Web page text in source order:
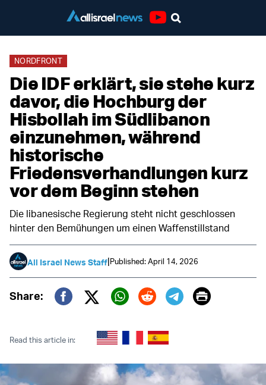
NORDFRONT
Die IDF erklärt, sie stehe kurz
davor, die Hochburg der
Hisbollah im Südlibanon
einzunehmen, während
historische
Friedensverhandlungen kurz
vor dem Beginn stehen
Die libanesische Regierung steht nicht geschlossen
hinter den Bemühungen um einen Waffenstillstand
All Israel News Staff|Published: April 14, 2026
Share:
Twitter (X)
Print
Read this article in: